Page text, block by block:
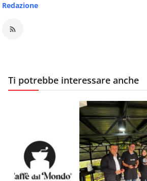
Redazione
Ti potrebbe interessare anche